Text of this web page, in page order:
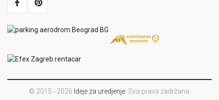
© 2015 - 2026 Ideje za uredjenje. Sva prava zadržana.